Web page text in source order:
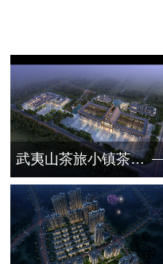
武夷山茶旅小镇茶叶会展中心